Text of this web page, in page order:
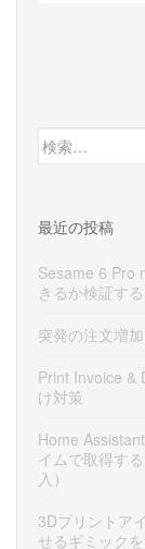
検
索:
最近の投稿
Sesame 6 Pro
きるか検証する
突発の注文増
Print Invoice &
け対策
Home
イムで取得す
入）
3Dプリントア
せるギミック